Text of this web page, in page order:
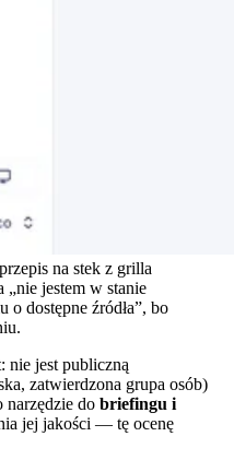
na stek z grilla
jestem w stanie
dostępne źródła”, bo
nie jest publiczną
zatwierdzona grupa osób)
narzędzie do briefingu i
jej jakości — tę ocenę